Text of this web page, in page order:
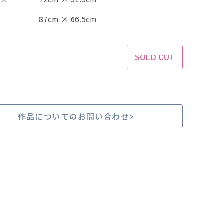
87cm × 66.5cm
SOLD OUT
作品についてのお問い合わせ